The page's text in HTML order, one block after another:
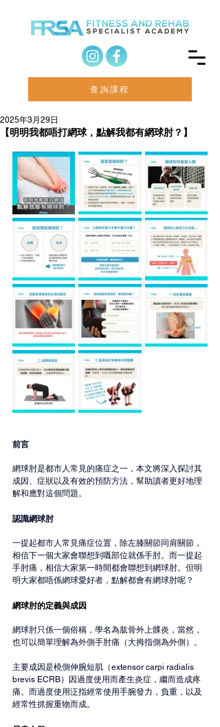
查詢課程
【明明我都唔打網球，點解我都有網球肘？】
2025年3月29日
前言
網球肘是都市人常見的痛症之一，本文將深入探討其
成因、症狀以及有效的預防方法，幫助讀者更好地理
解和應對這個問題。
認識網球肘
一提起都市人常見痛症位置，除左膝關節同肩關節，
相信下一個大家會聯想到嘅部位就係手肘。而一提起
手肘痛，相信大家第一時間都會聯想到網球肘。但明
明大家都唔係網球愛好者，點解都會有網球肘呢？
網球肘的定義與成因
網球肘只係一個俗稱，學名為肱骨外上髁炎，當然，
也可以簡單理解為外側手肘痛（大拇指側為外側）。
主要成因是橈側伸腕短肌（extensor carpi radialis
brevis ECRB）因過度使用而產生炎症，繼而造成疼
痛。而過度使用泛指經常使用手腕發力，負重，以及
經常性抓握重物而成。